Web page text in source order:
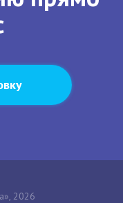
2026